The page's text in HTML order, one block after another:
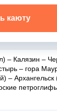
каюту
– Калязин –
– гора
–